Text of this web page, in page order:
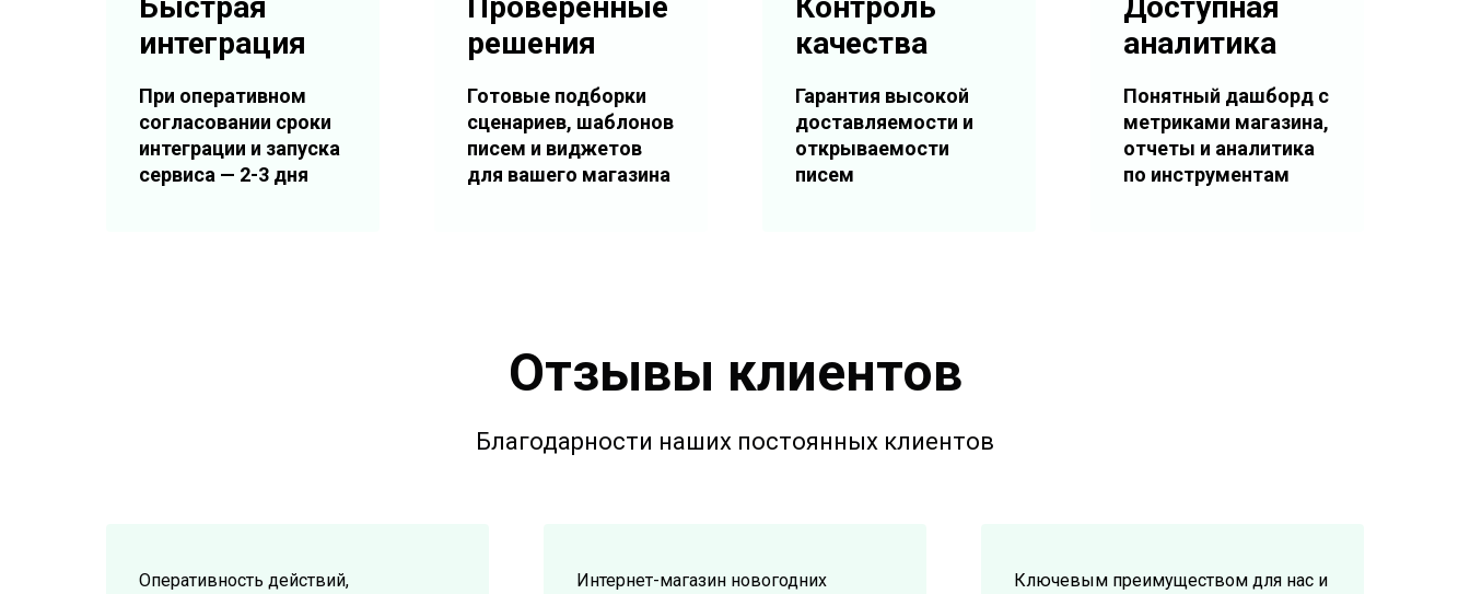
интеграция
При оперативном
согласовании сроки
интеграции и запуска
сервиса — 2-3 дня
решения
Готовые подборки
сценариев, шаблонов
писем и виджетов
для вашего магазина
качества
Гарантия высокой
доставляемости и
открываемости
писем
аналитика
Понятный дашборд с
метриками магазина,
отчеты и аналитика
по инструментам
Отзывы клиентов
Благодарности наших постоянных клиентов
Оперативность действий,
Интернет-магазин новогодних
Ключевым преимуществом для нас и